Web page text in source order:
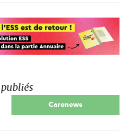
Carenews